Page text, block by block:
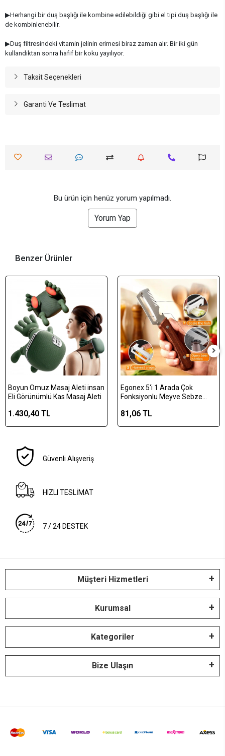
▶Herhangi bir duş başlığı ile kombine edilebildiği gibi el tipi duş başlığı ile
de kombinlenebilir.
▶Duş filtresindeki vitamin jelinin erimesi biraz zaman alır. Bir iki gün
kullandıktan sonra hafif bir koku yayılıyor.
Taksit Seçenekleri
Garanti Ve Teslimat
Bu ürün için henüz yorum yapılmadı.
Yorum Yap
Benzer Ürünler
Boyun Omuz Masaj Aleti insan
Eli Görünümlü Kas Masaj Aleti
1.430,40 TL
Egonex 5'i 1 Arada Çok
Fonksiyonlu Meyve Sebze
Şişe Açacağı – Ahşap Saplı
81,06 TL
Güvenli Alışveriş
HIZLI TESLİMAT
7 / 24 DESTEK
Müşteri Hizmetleri
Kurumsal
Kategoriler
Bize Ulaşın